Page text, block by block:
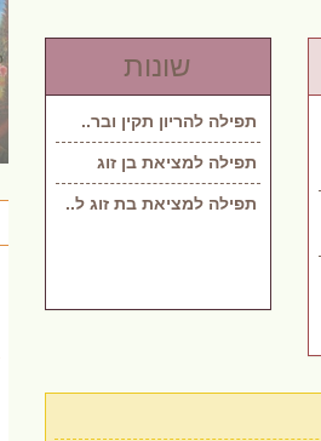
שונות
תפילה להריון תקין ובר..
תפילה למציאת בן זוג
תפילה למציאת בת זוג ל..